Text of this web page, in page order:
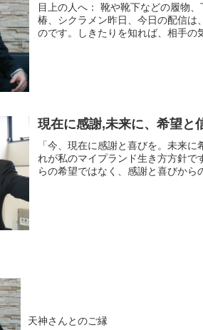
目上の人へ： 靴や靴下などの履物
椿、シクラメン昨日、今日の配信は
のです。しきたりを知れば、相手の
現在に感謝,未来に、希望と
「今、現在に感謝と喜びを。未来
れが私のマイプランド生き方方針
らの希望ではなく、感謝と喜びから
天神さんとのご縁